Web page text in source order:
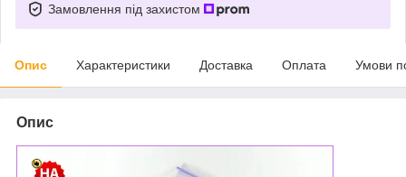
Замовлення під захистом
Опис Характеристики Доставка Оплата Умови
Опис